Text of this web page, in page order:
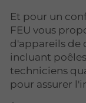
Et pour un
FEU vous
d'appareils de
incluant
techniciens
pour assurer